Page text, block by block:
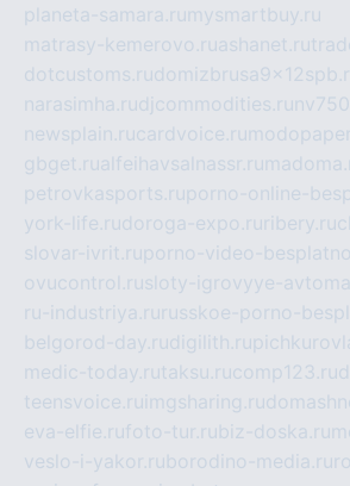
planeta-samara.ru mysmartbuy.ru
matrasy-kemerovo.ruashanet.ru
dotcustoms.ru
narasimha.rudjcommodities.ru
newsplain.rucardvoice.ru
gbget.rualfeihavsalnassr.ru
petrovkasports.ruporno-online-
york-life.rudoroga-expo.ru ribery.ru
slovar-ivrit.ruporno-video-
ovucontrol.rusloty-igrovyye-
ru-industriya.ru russkoe-porno-
belgorod-day.rudigilith.ru
medic-today.rutaksu.rucomp123.ru
teensvoice.ru imgsharing.ru
eva-elfie.rufoto-tur.rubiz-doska.ru
veslo-i-yakor.ruborodino-media.ru